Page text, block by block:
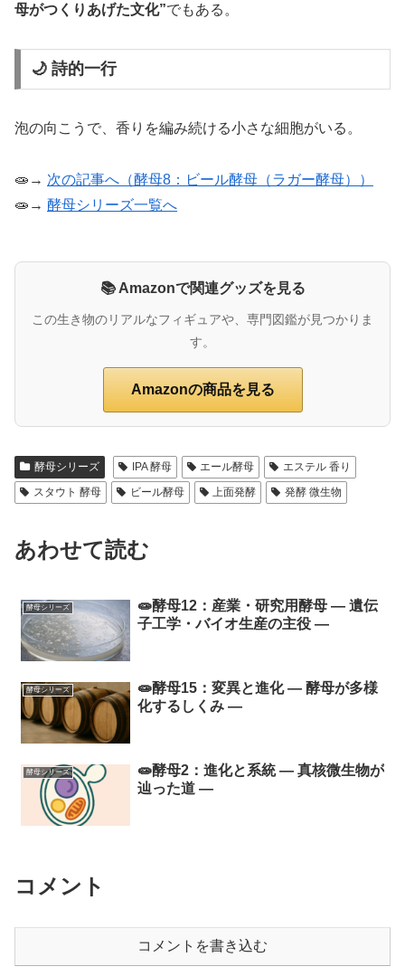
母がつくりあげた文化”でもある。
🌙 詩的一行
泡の向こうで、香りを編み続ける小さな細胞がいる。
🧫→ 次の記事へ（酵母8：ビール酵母（ラガー酵母））
🧫→ 酵母シリーズ一覧へ
📚 Amazonで関連グッズを見る
この生き物のリアルなフィギュアや、専門図鑑が見つかりま
す。
Amazonの商品を見る
酵母シリーズ IPA 酵母 エール酵母
エステル 香り
スタウト 酵母
ビール酵母 上面発酵 発酵 微生物
あわせて読む
酵母シリーズ
🧫酵母12：産業・研究用酵母 ― 遺伝
子工学・バイオ生産の主役 ―
酵母シリーズ
🧫酵母15：変異と進化 ― 酵母が多様
化するしくみ ―
酵母シリーズ
🧫酵母2：進化と系統 ― 真核微生物が
辿った道 ―
コメント
コメントを書き込む